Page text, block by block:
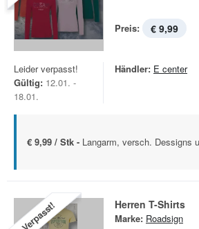
Preis: € 9,99
Leider verpasst!
Gültig: 12.01. -
18.01.
Händler: E center
€ 9,99 / Stk - Langarm, versch. Dessigns
Verpasst! Herren T-Shirts
Marke: Roadsign